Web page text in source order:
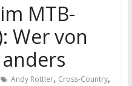
MTB-
Wer von
Andy Rottler, Cross-Country,